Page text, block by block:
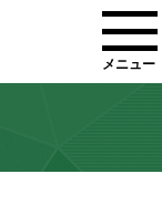
メニュー